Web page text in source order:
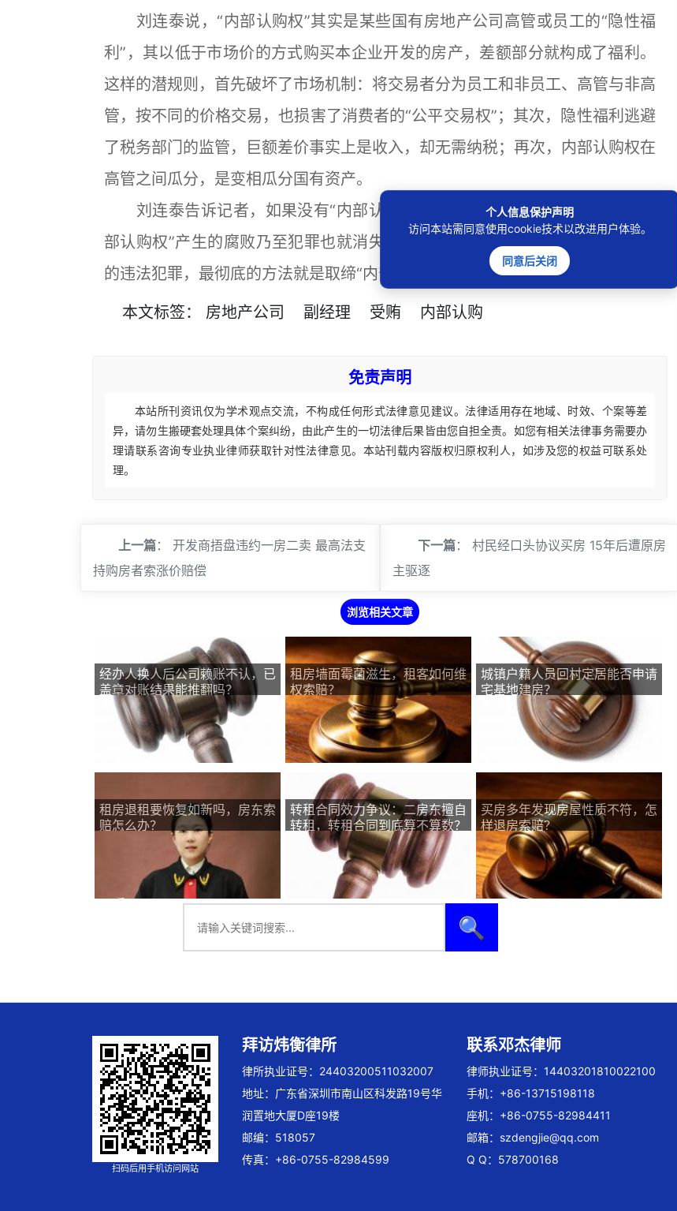
刘连泰说，“内部认购权”其实是某些国有房地产公司高管或员工的“隐性福
利”，其以低于市场价的方式购买本企业开发的房产，差额部分就构成了福利。
这样的潜规则，首先破坏了市场机制：将交易者分为员工和非员工、高管与非高
管，按不同的价格交易，也损害了消费者的“公平交易权”；其次，隐性福利逃避
了税务部门的监管，巨额差价事实上是收入，却无需纳税；再次，内部认购权在
高管之间瓜分，是变相瓜分国有资产。
刘连泰告诉记者，如果没有“内部认购权”这个房地产市场的畸形儿，因“内
部认购权”产生的腐败乃至犯罪也就消失了，因此，要减少因“内部认购权”滋生
的违法犯罪，最彻底的方法就是取缔“内部认购权”。
本文标签： 房地产公司 副经理 受贿 内部认购
免责声明
本站所刊资讯仅为学术观点交流，不构成任何形式法律意见建议。法律适用存在地域、时效、个案等差
异，请勿生搬硬套处理具体个案纠纷，由此产生的一切法律后果皆由您自担全责。如您有相关法律事务需要办
理请联系咨询专业执业律师获取针对性法律意见。本站刊载内容版权归原权利人，如涉及您的权益可联系处
理。
上一篇： 开发商捂盘违约一房二卖 最高法支
持购房者索涨价赔偿
下一篇： 村民经口头协议买房 15年后遭原房
主驱逐
浏览相关文章
经办人换人后公司赖账不认，已
盖章对账结果能推翻吗？
租房墙面霉菌滋生，租客如何维
权索赔？
城镇户籍人员回村定居能否申请
宅基地建房？
租房退租要恢复如新吗，房东索
赔怎么办？
转租合同效力争议：二房东擅自
转租，转租合同到底算不算数？
买房多年发现房屋性质不符，怎
样退房索赔？
🔍
扫码后用手机访问网站
拜访炜衡律所
律所执业证号：24403200511032007
地址：广东省深圳市南山区科发路19号华
润置地大厦D座19楼
邮编：518057
传真：+86-0755-82984599
联系邓杰律师
律师执业证号：14403201810022100
手机：+86-13715198118
座机：+86-0755-82984411
邮箱： szdengjie@qq.com
Q Q：578700168
个人信息保护声明
访问本站需同意使用cookie技术以改进用户体验。
同意后关闭